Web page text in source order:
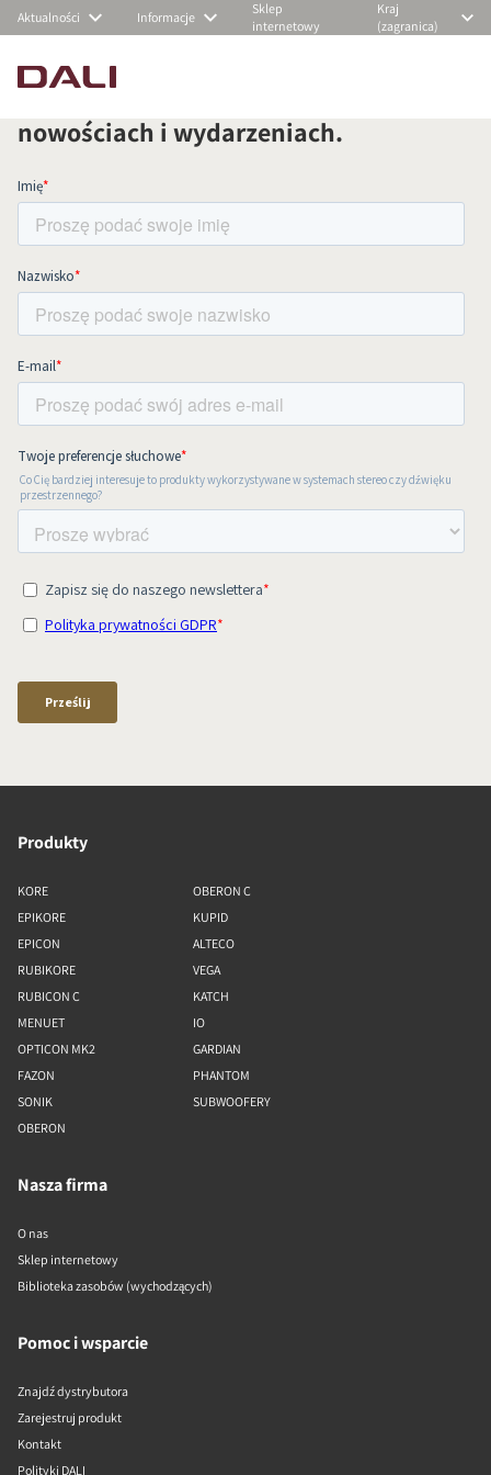
Aktualności Informacje
Sklep
internetowy
Kraj
(zagranica)
PORÓWNAJ PRODUKTY
Zapisz się do naszego newslettera i na
bieżąco otrzymuj informacje o
nowościach i wydarzeniach.
Produkty
KORE
EPIKORE
EPICON
RUBIKORE
RUBICON C
MENUET
OPTICON MK2
FAZON
SONIK
OBERON
OBERON C
KUPID
ALTECO
VEGA
KATCH
IO
GARDIAN
PHANTOM
SUBWOOFERY
Nasza firma
O nas
Sklep internetowy
Biblioteka zasobów (wychodzących)
Pomoc i wsparcie
Znajdź dystrybutora
Zarejestruj produkt
Kontakt
Polityki DALI